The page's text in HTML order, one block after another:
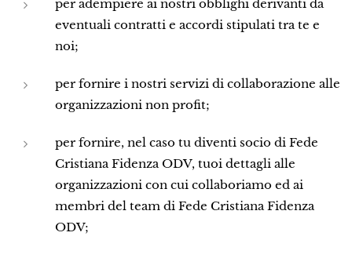
per adempiere ai nostri obblighi derivanti da
eventuali contratti e accordi stipulati tra te e
noi;
per fornire i nostri servizi di collaborazione alle
organizzazioni non profit;
per fornire, nel caso tu diventi socio di Fede
Cristiana Fidenza ODV, tuoi dettagli alle
organizzazioni con cui collaboriamo ed ai
membri del team di Fede Cristiana Fidenza
ODV;